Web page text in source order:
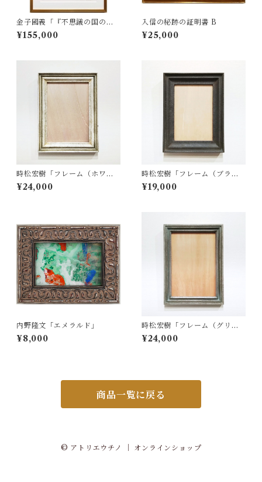
金子國義「『不思議の国のア
リス』より Pl.10 風変わりな
クロッケー試合」
¥155,000
入信の秘跡の証明書 B
¥25,000
時松宏樹「フレーム（ホワイ
ト・A4サイズ）」
¥24,000
時松宏樹「フレーム（ブラッ
ク・A5サイズ）」
¥19,000
内野隆文「エメラルド」
¥8,000
時松宏樹「フレーム（グリー
ングレー・A4サイズ）」
¥24,000
商品一覧に戻る
© アトリエウチノ ｜ オンラインショップ